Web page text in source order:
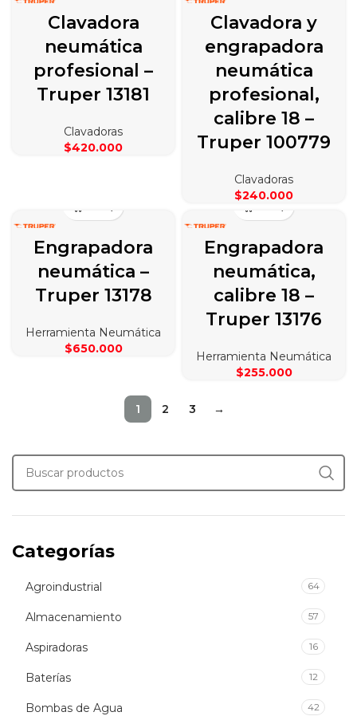
Categorías
Agroindustrial 64
Almacenamiento 57
Aspiradoras 16
Baterías 12
Bombas de Agua 42
Clavadora
neumática
profesional –
Truper 13181
Clavadoras
$420.000
Clavadora y
engrapadora
neumática
profesional,
calibre 18 –
Truper 100779
Clavadoras
$240.000
Engrapadora
neumática –
Truper 13178
Herramienta Neumática
$650.000
Engrapadora
neumática,
calibre 18 –
Truper 13176
Herramienta Neumática
$255.000
1 2 3 →